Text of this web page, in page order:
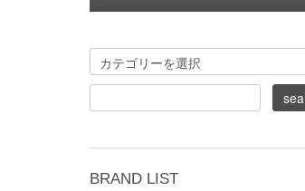
BRAND LIST